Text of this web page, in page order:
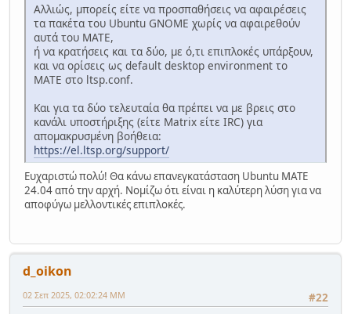
Αλλιώς, μπορείς είτε να προσπαθήσεις να αφαιρέσεις
τα πακέτα του Ubuntu GNOME χωρίς να αφαιρεθούν
αυτά του MATE,
ή να κρατήσεις και τα δύο, με ό,τι επιπλοκές υπάρξουν,
και να ορίσεις ως default desktop environment το
MATE στο ltsp.conf.
Και για τα δύο τελευταία θα πρέπει να με βρεις στο
κανάλι υποστήριξης (είτε Matrix είτε IRC) για
απομακρυσμένη βοήθεια:
https://el.ltsp.org/support/
Ευχαριστώ πολύ! Θα κάνω επανεγκατάσταση Ubuntu MATE
24.04 από την αρχή. Νομίζω ότι είναι η καλύτερη λύση για να
αποφύγω μελλοντικές επιπλοκές.
d_oikon
#22
02 Σεπ 2025, 02:02:24 ΜΜ